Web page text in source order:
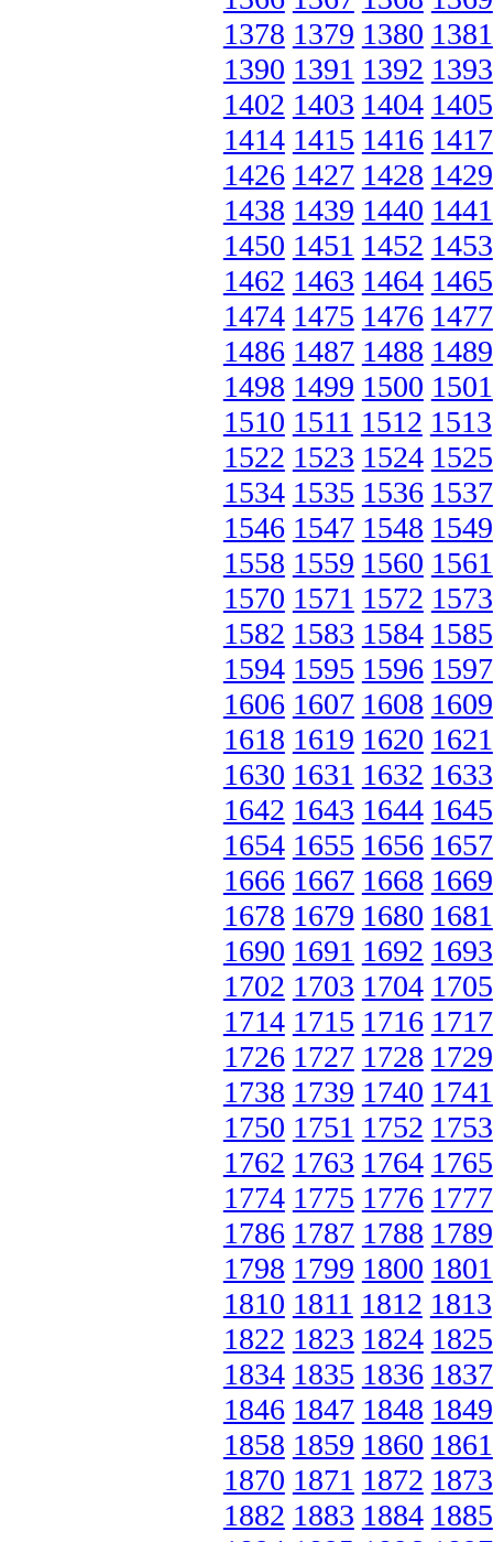
1378 1379 1380 1381
1390 1391 1392 1393
1402 1403 1404 1405
1414 1415 1416 1417
1426 1427 1428 1429
1438 1439 1440 1441
1450 1451 1452 1453
1462 1463 1464 1465
1474 1475 1476 1477
1486 1487 1488 1489
1498 1499 1500 1501
1510 1511 1512 1513
1522 1523 1524 1525
1534 1535 1536 1537
1546 1547 1548 1549
1558 1559 1560 1561
1570 1571 1572 1573
1582 1583 1584 1585
1594 1595 1596 1597
1606 1607 1608 1609
1618 1619 1620 1621
1630 1631 1632 1633
1642 1643 1644 1645
1654 1655 1656 1657
1666 1667 1668 1669
1678 1679 1680 1681
1690 1691 1692 1693
1702 1703 1704 1705
1714 1715 1716 1717
1726 1727 1728 1729
1738 1739 1740 1741
1750 1751 1752 1753
1762 1763 1764 1765
1774 1775 1776 1777
1786 1787 1788 1789
1798 1799 1800 1801
1810 1811 1812 1813
1822 1823 1824 1825
1834 1835 1836 1837
1846 1847 1848 1849
1858 1859 1860 1861
1870 1871 1872 1873
1882 1883 1884 1885